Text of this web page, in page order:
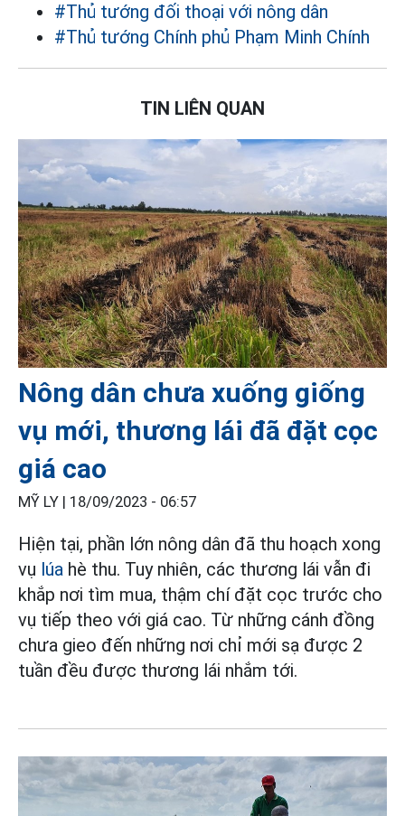
#Thủ tướng đối thoại với nông dân
#Thủ tướng Chính phủ Phạm Minh Chính
TIN LIÊN QUAN
Nông dân chưa xuống giống
vụ mới, thương lái đã đặt cọc
giá cao
MỸ LY | 18/09/2023 - 06:57
Hiện tại, phần lớn nông dân đã thu hoạch xong
vụ lúa hè thu. Tuy nhiên, các thương lái vẫn đi
khắp nơi tìm mua, thậm chí đặt cọc trước cho
vụ tiếp theo với giá cao. Từ những cánh đồng
chưa gieo đến những nơi chỉ mới sạ được 2
tuần đều được thương lái nhắm tới.